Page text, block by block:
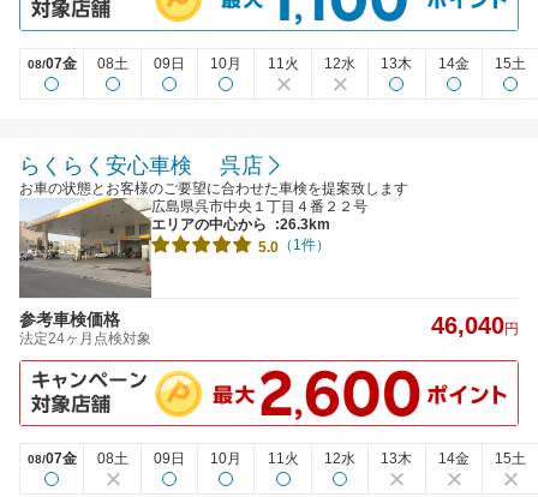
08/07金 08土 09日 10月 11火 12水 13木 14金 15土
らくらく安心車検 呉店
お車の状態とお客様のご要望に合わせた車検を提案致します
広島県呉市中央１丁目４番２２号
エリアの中心から
:26.3km
5.0 （1件）
参考車検価格
法定24ヶ月点検対象 46,040円
08/07金 08土 09日 10月 11火 12水 13木 14金 15土